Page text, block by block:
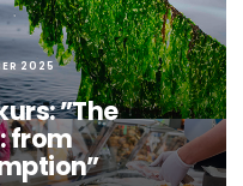
2025
”The
from